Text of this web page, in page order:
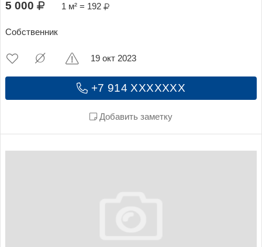
5 000 1 м² = 192
Собственник
+7 914 XXXXXXX
Добавить заметку
19 окт 2023